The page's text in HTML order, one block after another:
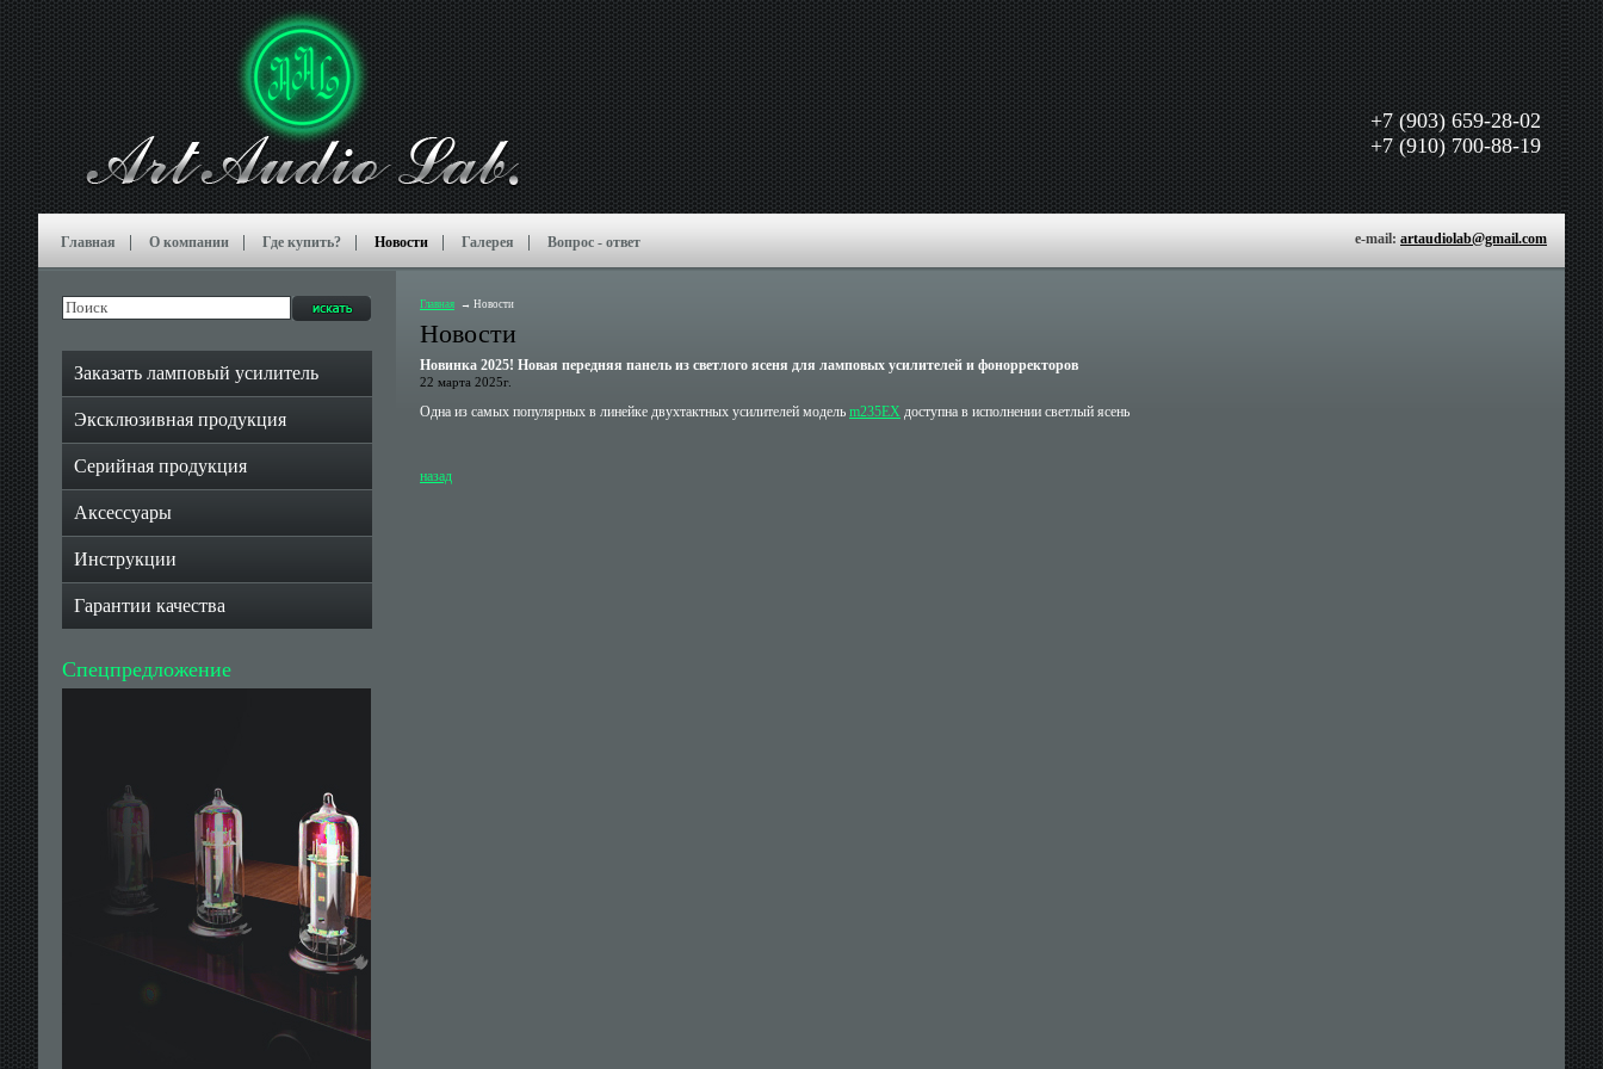
+7 (903) 659-28-02
+7 (910) 700-88-19
Главная О компании Где купить? Новости Галерея Вопрос - ответ e-mail: artaudiolab@gmail.com
Главная Новости
Новости
Новинка 2025! Новая передняя панель из светлого ясеня для ламповых усилителей и фонорректоров
22 марта 2025г.
Одна из самых популярных в линейке двухтактных усилителей модель m235EX доступна в исполнении светлый ясень
назад
Заказать ламповый усилитель
Эксклюзивная продукция
Серийная продукция
Аксессуары
Инструкции
Гарантии качества
Спецпредложение